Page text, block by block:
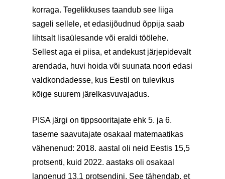
korraga. Tegelikkuses taandub see liiga
sageli sellele, et edasijõudnud õppija saab
lihtsalt lisaülesande või eraldi töölehe.
Sellest aga ei piisa, et andekust järjepidevalt
arendada, huvi hoida või suunata noori edasi
valdkondadesse, kus Eestil on tulevikus
kõige suurem järelkasvuvajadus.
PISA järgi on tippsooritajate ehk 5. ja 6.
taseme saavutajate osakaal matemaatikas
vähenenud: 2018. aastal oli neid Eestis 15,5
protsenti, kuid 2022. aastaks oli osakaal
langenud 13,1 protsendini. See tähendab, et